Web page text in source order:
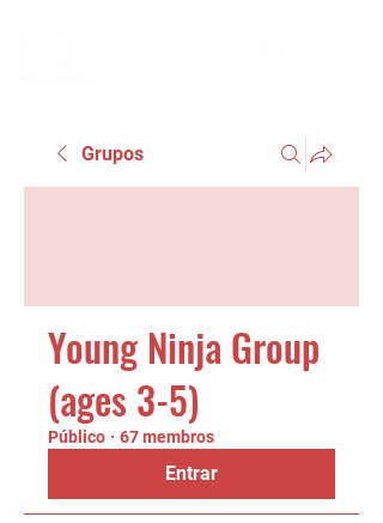
Grupos
Young Ninja Group
(ages 3-5)
Público · 67 membros
Entrar